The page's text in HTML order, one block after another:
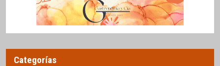
Categorías